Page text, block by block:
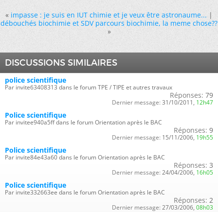
« impasse : je suis en IUT chimie et je veux être astronaume...|
débouchés biochimie et SDV parcours biochimie, la meme chose??
»
DISCUSSIONS SIMILAIRES
police scientifique
Par invite63408313 dans le forum TPE / TIPE et autres travaux
Réponses: 79
Dernier message: 31/10/2011, 12h47
Police scientifique
Par invitee940a5ff dans le forum Orientation après le BAC
Réponses: 9
Dernier message: 15/11/2006, 19h55
Police scientifique
Par invite84e43a60 dans le forum Orientation après le BAC
Réponses: 3
Dernier message: 24/04/2006, 16h05
Police scientifique
Par invite332663ee dans le forum Orientation après le BAC
Réponses: 2
Dernier message: 27/03/2006, 08h03